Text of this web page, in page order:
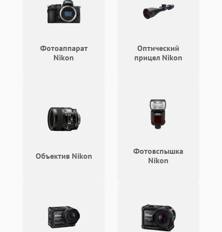
Перегрев устройства
Фотоаппарат
Nikon
Оптический
прицел Nikon
Объектив Nikon
Фотовспышка
Nikon